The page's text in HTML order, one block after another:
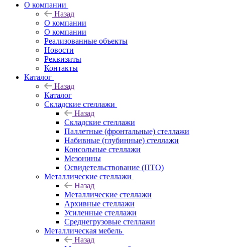
О компании
Назад
О компании
О компании
Реализованные объекты
Новости
Реквизиты
Контакты
Каталог
Назад
Каталог
Складские стеллажи
Назад
Складские стеллажи
Паллетные (фронтальные) стеллажи
Набивные (глубинные) стеллажи
Консольные стеллажи
Мезонины
Освидетельствование (ПТО)
Металлические стеллажи
Назад
Металлические стеллажи
Архивные стеллажи
Усиленные стеллажи
Среднегрузовые стеллажи
Металлическая мебель
Назад